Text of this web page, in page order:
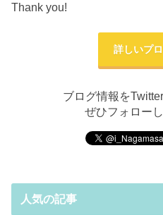
Thank you!
詳しいプ
ブログ情報を
ぜひフォロー
人気の記事